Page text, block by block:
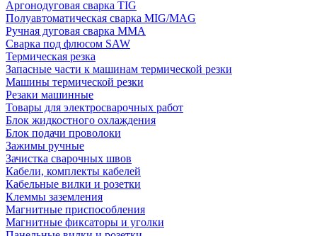
Аргонодуговая сварка TIG
Полуавтоматическая сварка MIG/MAG
Ручная дуговая сварка MMA
Сварка под флюсом SAW
Термическая резка
Запасные части к машинам термической резки
Машины термической резки
Резаки машинные
Товары для электросварочных работ
Блок жидкостного охлаждения
Блок подачи проволоки
Зажимы ручные
Зачистка сварочных швов
Кабели, комплекты кабелей
Кабельные вилки и розетки
Клеммы заземления
Магнитные приспособления
Магнитные фиксаторы и уголки